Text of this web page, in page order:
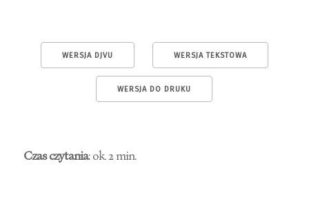
WERSJA DJVU WERSJA TEKSTOWA
WERSJA DO DRUKU
Czas czytania: ok. 2 min.